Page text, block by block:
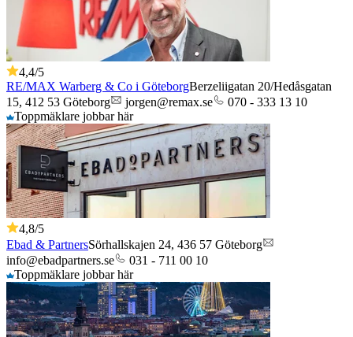
4,4/5
RE/MAX Warberg & Co i GöteborgBerzeliigatan 20/Hedåsgatan
15, 412 53 Göteborg jorgen@remax.se
070 - 333 13 10
Toppmäklare jobbar här
4,8/5
Ebad & PartnersSörhallskajen 24, 436 57 Göteborg
info@ebadpartners.se
031 - 711 00 10
Toppmäklare jobbar här